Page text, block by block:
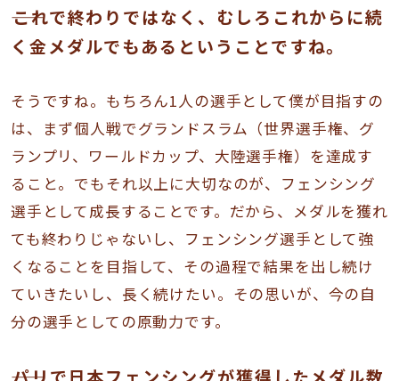
――これで終わりではなく、むしろこれからに続
く金メダルでもあるということですね。
そうですね。もちろん1人の選手として僕が目指すの
は、まず個人戦でグランドスラム（世界選手権、グ
ランプリ、ワールドカップ、大陸選手権）を達成す
ること。でもそれ以上に大切なのが、フェンシング
選手として成長することです。だから、メダルを獲れ
ても終わりじゃないし、フェンシング選手として強
くなることを目指して、その過程で結果を出し続け
ていきたいし、長く続けたい。その思いが、今の自
分の選手としての原動力です。